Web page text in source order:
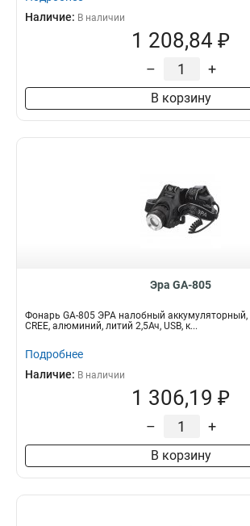
Наличие: В наличии
1 208,84 ₽
– +
В корзину
Эра GA-805
Фонарь GA-805 ЭРА налобный аккумуляторный,
CREE, алюминий, литий 2,5Ач, USB, к...
Подробнее
Наличие: В наличии
1 306,19 ₽
– +
В корзину